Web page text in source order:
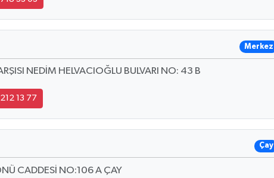
Merkez
NEDİM HELVACIOĞLU BULVARI NO: 43 B
13 77
Çay
CADDESİ NO:106 A ÇAY